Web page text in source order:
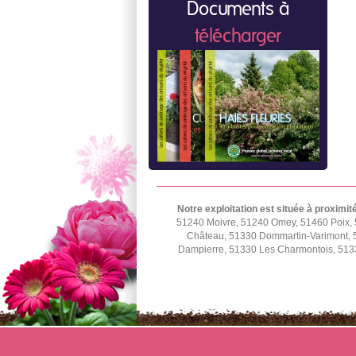
Documents à
télécharger
Notre exploitation est située à
51240 Moivre, 51240 Omey, 51460
Château, 51330 Dommartin-
Dampierre, 51330 Les Charmontois,